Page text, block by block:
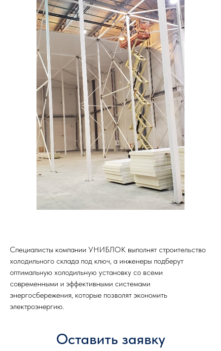
Специалисты компании УНИБЛОК выполнят строительство
холодильного склада под ключ, а инженеры подберут
оптимальную холодильную установку со всеми
современными и эффективными системами
энергосбережения, которые позволят экономить
электроэнергию.
Оставить заявку